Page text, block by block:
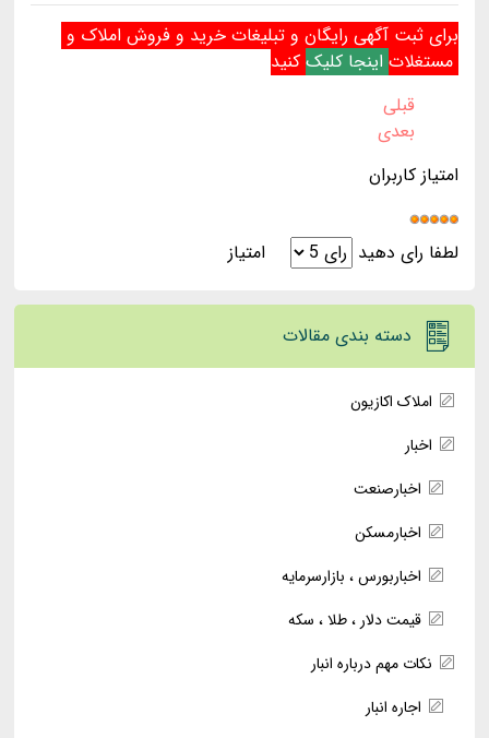
مستغلات اینجا کلیک
قبلی
بعدی
امتیاز کاربران
لطفا رای دهید
دسته بندی مقالات
املاک اکازیون
اخبار
اخبارصنعت
اخبارمسکن
اخباربورس ، بازارسرمایه
قیمت دلار ، طلا ، سکه
نکات مهم درباره انبار
اجاره انبار